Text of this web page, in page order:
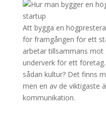
Att bygga en
för framgången för ett
arbetar tillsammans
underverk för ett
sådan kultur? Det finns
men en av de viktigaste
kommunikation.